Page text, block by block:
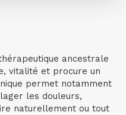
ancestrale
vitalité et procure un
permet notamment
les douleurs,
naturellement ou tout